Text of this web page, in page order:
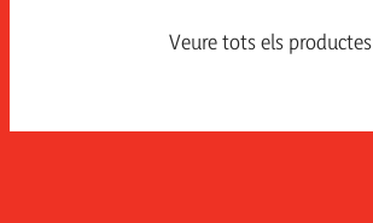
Veure tots els productes